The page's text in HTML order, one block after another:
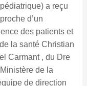
a reçu
d’un
des patients et
la santé Christian
Carmant , du Dre
de la
de direction